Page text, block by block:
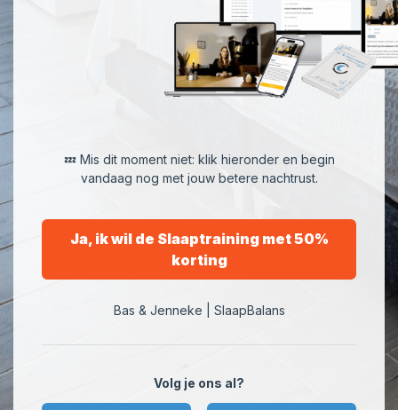
💤 Mis dit moment niet: klik hieronder en begin
vandaag nog met jouw betere nachtrust.
Ja, ik wil de Slaaptraining met 50%
korting
Bas & Jenneke | SlaapBalans
Volg je ons al?